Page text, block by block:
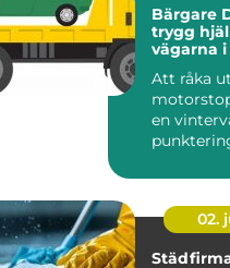
Bärgare
trygg
vägarna i
Att råka
en
02.
Städfirma